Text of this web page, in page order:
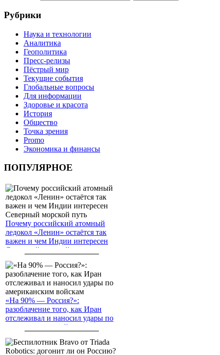
Рубрики
Наука и технологии
Аналитика
Геополитика
Пресс-релизы
Пёстрый мир
Текущие события
Глобальные вопросы
Для информации
Здоровье и красота
История
Общество
Точка зрения
Promo
Экономика и финансы
ПОПУЛЯРНОЕ
Почему российский атомный
ледокол «Ленин» остаётся так
важен и чем Индии интересен
Северный морской путь
«На 90% — Россия?»:
разоблачение того, как Иран
отслеживал и наносил удары по
американским войскам